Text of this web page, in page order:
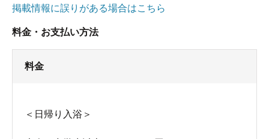
掲載情報に誤りがある場合はこちら
料金・お支払い方法
料金
＜日帰り入浴＞